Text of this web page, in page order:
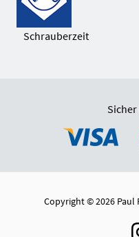
Schrauberzeit
Copyright © 2026 Paul